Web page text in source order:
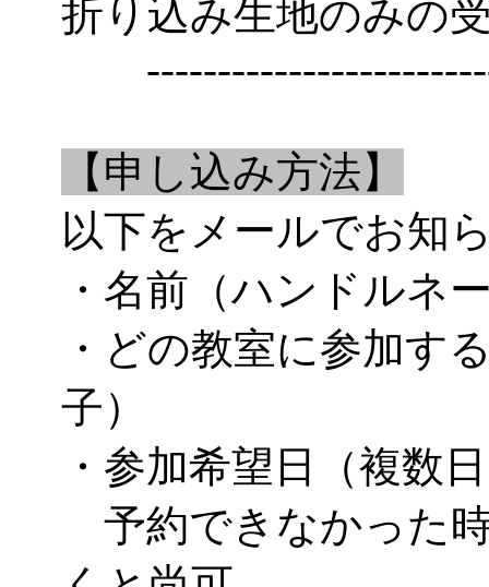
折り込み生地のみの
【申し込み方法】
以下をメールでお知
・名前（ハンドルネ
・どの教室に参加す
子）
・参加希望日（複数
予約できなかった